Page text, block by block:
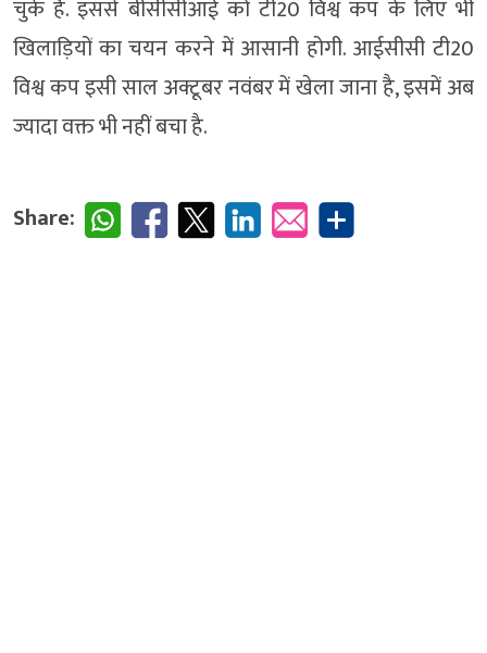
चुके हैं. इससे बीसीसीआई को टी20 विश्व कप के लिए भी
खिलाड़ियों का चयन करने में आसानी होगी. आईसीसी टी20
विश्व कप इसी साल अक्टूबर नवंबर में खेला जाना है, इसमें अब
ज्यादा वक्त भी नहीं बचा है.
Share: